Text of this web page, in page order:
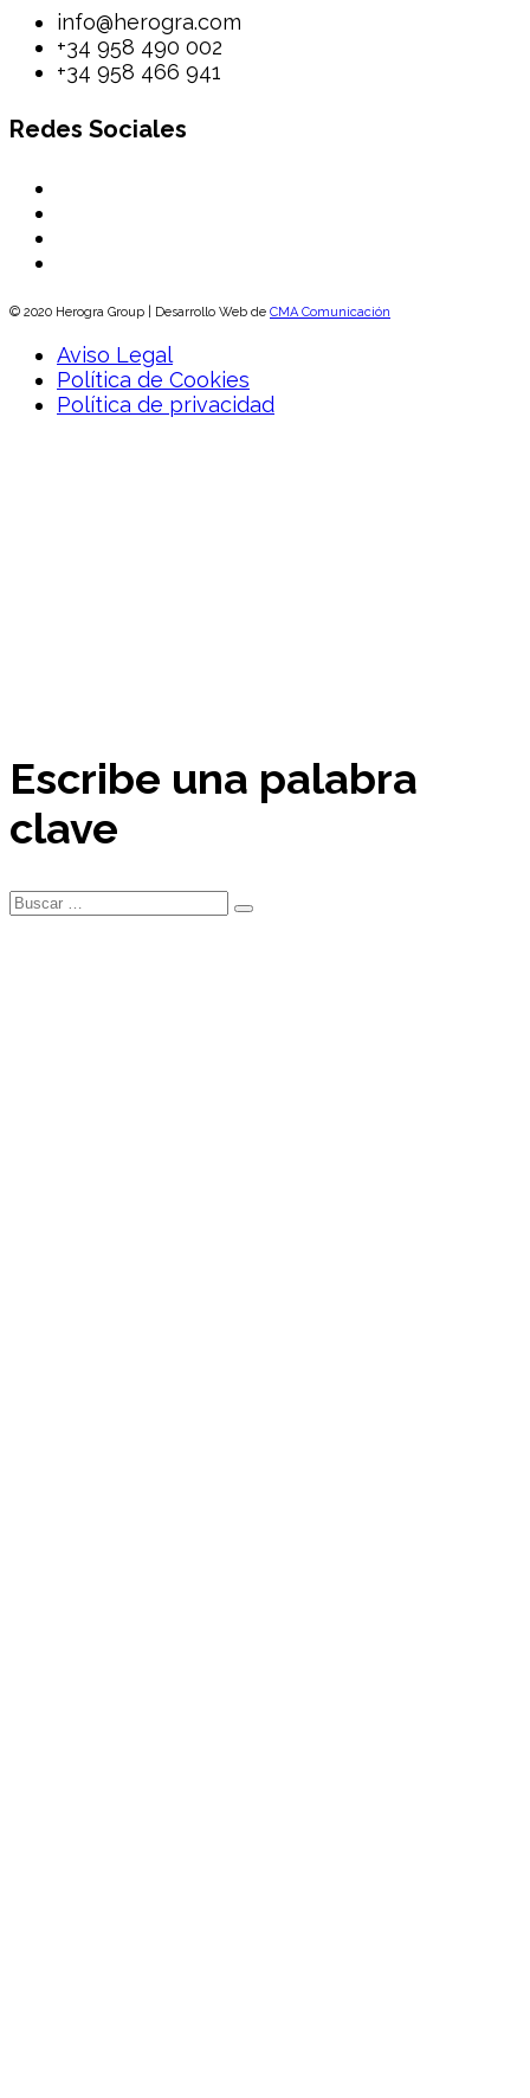
info@herogra.com
+34 958 490 002
+34 958 466 941
Redes Sociales
© 2020 Herogra Group | Desarrollo Web de CMA Comunicación
Aviso Legal
Política de Cookies
Política de privacidad
Escribe una palabra
clave